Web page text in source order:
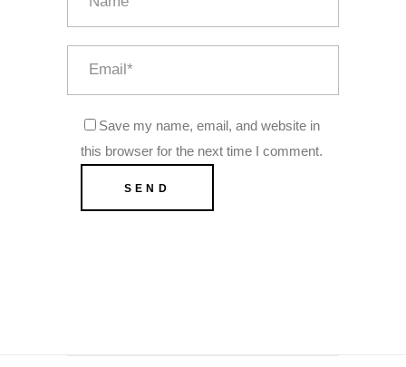
Save my name, email, and website in
this browser for the next time I comment.